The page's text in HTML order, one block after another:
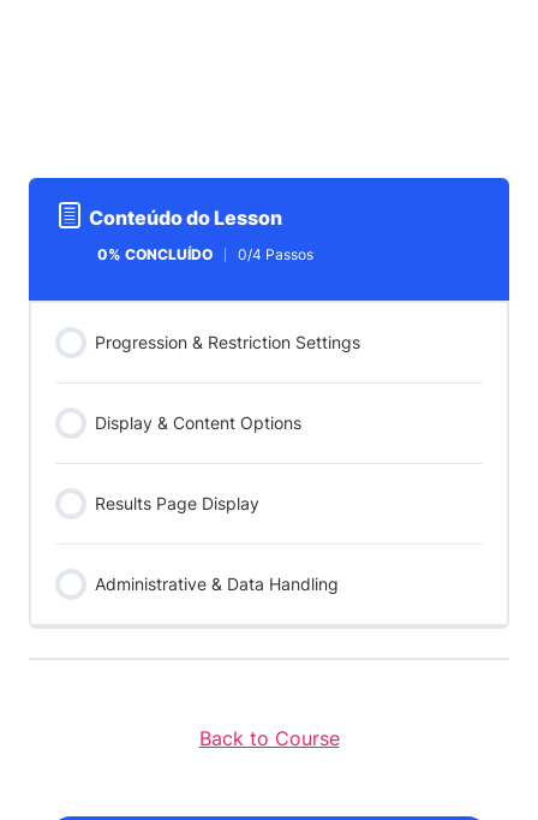
Conteúdo do Lesson
0% CONCLUÍDO 0/4 Passos
Progression & Restriction Settings
Display & Content Options
Results Page Display
Administrative & Data Handling
Back to Course